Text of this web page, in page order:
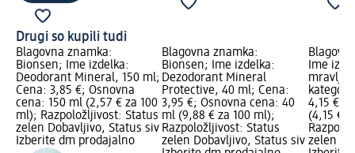
Drugi so kupili tudi
Blagovna znamka:
Bionsen; Ime izdelka:
Deodorant Mineral, 150 ml;
Cena: 3,85 €; Osnovna
cena: 150 ml (2,57 € za 100
ml); Razpoložljivost: Status
zelen Dobavljivo, Status siv
Izberite dm prodajalno
Blagovna znamka:
Bionsen; Ime izdelka:
Dezodorant Mineral
Protective, 40 ml; Cena:
3,95 €; Osnovna cena: 40
ml (9,88 € za 100 ml);
Razpoložljivost: Status
zelen Dobavljivo, Status siv
Ime
mravlje,
4,15 €;
(4,15 €
zelen